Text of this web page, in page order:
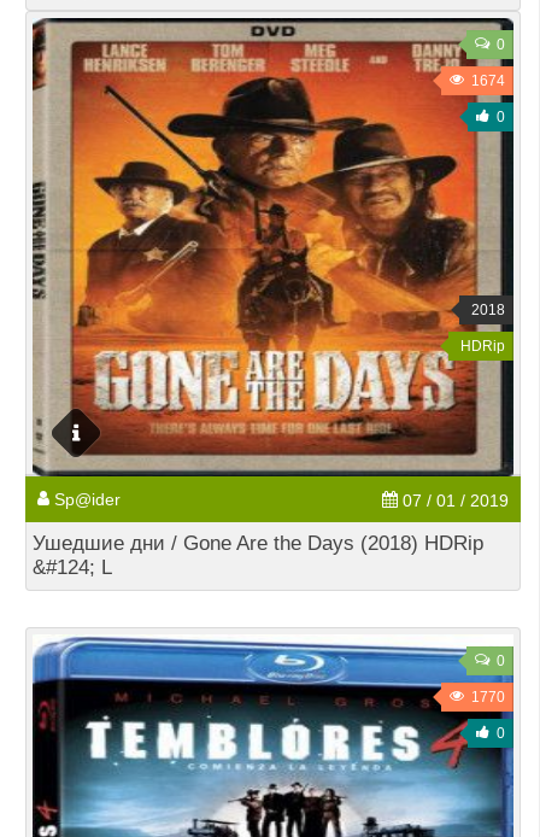
0
1674
0
2018
HDRip
Sp@ider 07 / 01 / 2019
Ушедшие дни / Gone Are the Days (2018) HDRip
&#124; L
0
1770
0